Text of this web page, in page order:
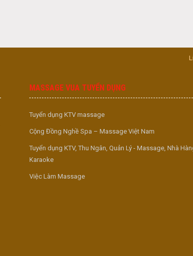
MASSAGE VUA TUYỂN DỤNG
Tuyển dụng KTV massage
Cộng Đồng Nghề Spa – Massage Việt Nam
Tuyển dụng KTV, Thu Ngân, Quản Lý - Massage, Nhà
Karaoke
Việc Làm Massage